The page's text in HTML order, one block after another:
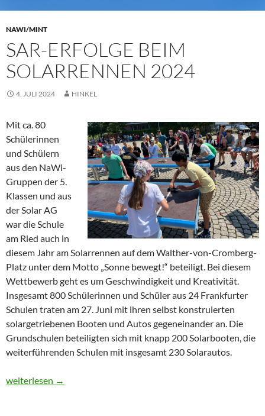
NAWI/MINT
SAR-ERFOLGE BEIM
SOLARRENNEN 2024
4. JULI 2024 HINKEL
Mit ca. 80
Schülerinnen
und Schülern
aus den NaWi-
Gruppen der 5.
Klassen und aus
der Solar AG
war die Schule
am Ried auch in
diesem Jahr am Solarrennen auf dem Walther-von-Cromberg-
Platz unter dem Motto „Sonne bewegt!“ beteiligt. Bei diesem
Wettbewerb geht es um Geschwindigkeit und Kreativität.
Insgesamt 800 Schülerinnen und Schüler aus 24 Frankfurter
Schulen traten am 27. Juni mit ihren selbst konstruierten
solargetriebenen Booten und Autos gegeneinander an. Die
Grundschulen beteiligten sich mit knapp 200 Solarbooten, die
weiterführenden Schulen mit insgesamt 230 Solarautos.
SaR-Erfolge beim Solarrennen 2024
weiterlesen →